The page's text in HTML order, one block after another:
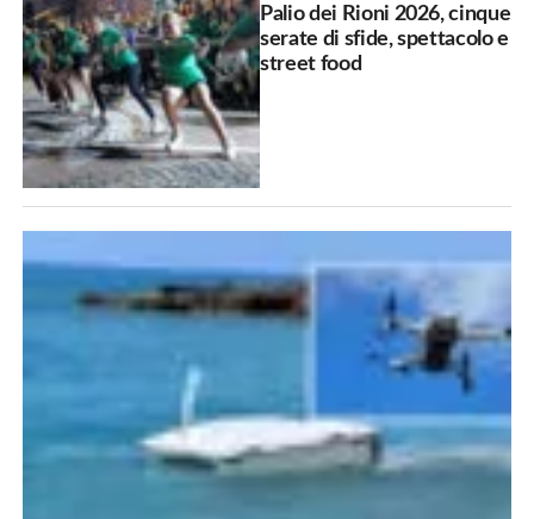
Palio dei Rioni 2026, cinque
serate di sfide, spettacolo e
street food